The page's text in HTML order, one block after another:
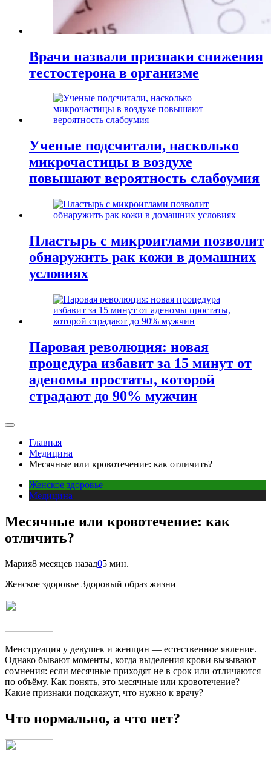
Врачи назвали признаки снижения
тестостерона в организме
Ученые подсчитали, насколько
микрочастицы в воздухе
повышают вероятность слабоумия
Пластырь с микроиглами позволит
обнаружить рак кожи в домашних
условиях
Паровая революция: новая
процедура избавит за 15 минут от
аденомы простаты, которой
страдают до 90% мужчин
Главная
Медицина
Месячные или кровотечение: как отличить?
Женское здоровье
Медицина
Месячные или кровотечение: как
отличить?
Мария8 месяцев назад05 мин.
Женское здоровье Здоровый образ жизни
Менструация у девушек и женщин — естественное явление.
Однако бывают моменты, когда выделения крови вызывают
сомнения: если месячные приходят не в срок или отличаются
по объёму. Как понять, это месячные или кровотечение?
Какие признаки подскажут, что нужно к врачу?
Что нормально, а что нет?